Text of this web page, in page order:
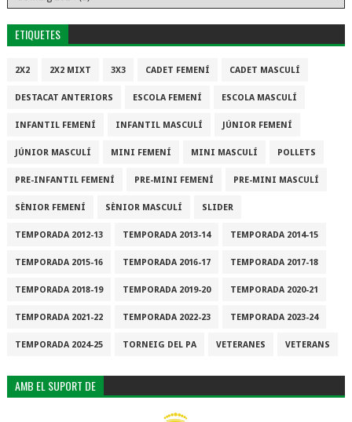
ETIQUETES
2X2 2X2 MIXT 3X3 CADET FEMENÍ CADET MASCULÍ
DESTACAT ANTERIORS ESCOLA FEMENÍ ESCOLA MASCULÍ
INFANTIL FEMENÍ INFANTIL MASCULÍ JÚNIOR FEMENÍ
JÚNIOR MASCULÍ MINI FEMENÍ MINI MASCULÍ POLLETS
PRE-INFANTIL FEMENÍ PRE-MINI FEMENÍ PRE-MINI MASCULÍ
SÈNIOR FEMENÍ SÈNIOR MASCULÍ SLIDER
TEMPORADA 2012-13 TEMPORADA 2013-14 TEMPORADA 2014-15
TEMPORADA 2015-16 TEMPORADA 2016-17 TEMPORADA 2017-18
TEMPORADA 2018-19 TEMPORADA 2019-20 TEMPORADA 2020-21
TEMPORADA 2021-22 TEMPORADA 2022-23 TEMPORADA 2023-24
TEMPORADA 2024-25 TORNEIG DEL PA VETERANES VETERANS
AMB EL SUPORT DE